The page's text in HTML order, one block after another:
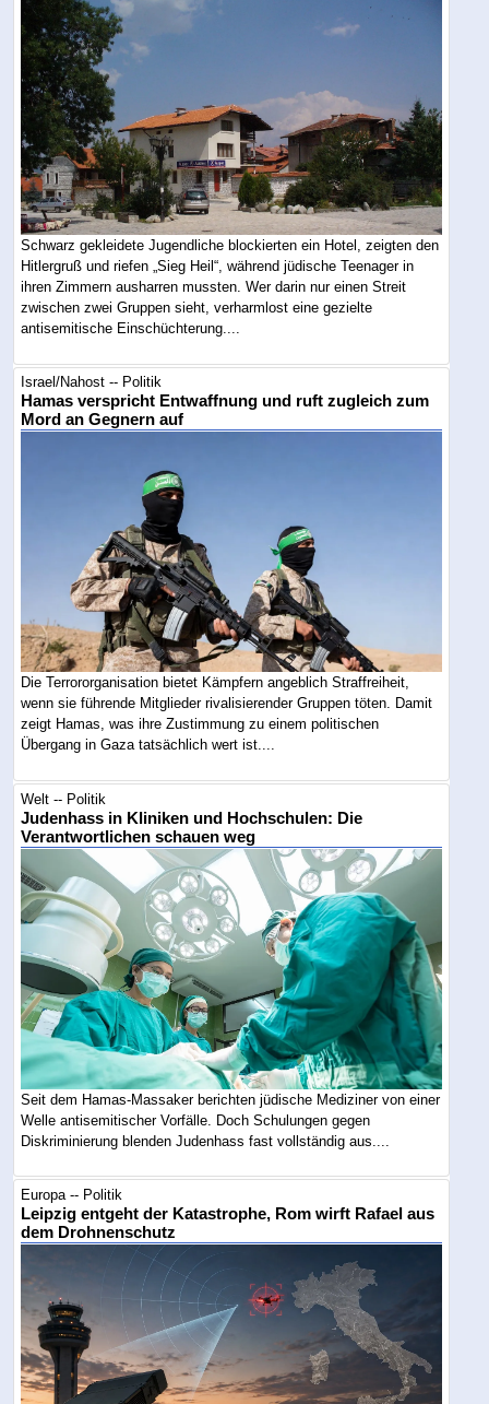
Schwarz gekleidete Jugendliche blockierten ein Hotel, zeigten den
Hitlergruß und riefen „Sieg Heil“, während jüdische Teenager in
ihren Zimmern ausharren mussten. Wer darin nur einen Streit
zwischen zwei Gruppen sieht, verharmlost eine gezielte
antisemitische Einschüchterung....
Israel/Nahost -- Politik
Hamas verspricht Entwaffnung und ruft zugleich zum
Mord an Gegnern auf
Die Terrororganisation bietet Kämpfern angeblich Straffreiheit,
wenn sie führende Mitglieder rivalisierender Gruppen töten. Damit
zeigt Hamas, was ihre Zustimmung zu einem politischen
Übergang in Gaza tatsächlich wert ist....
Welt -- Politik
Judenhass in Kliniken und Hochschulen: Die
Verantwortlichen schauen weg
Seit dem Hamas-Massaker berichten jüdische Mediziner von einer
Welle antisemitischer Vorfälle. Doch Schulungen gegen
Diskriminierung blenden Judenhass fast vollständig aus....
Europa -- Politik
Leipzig entgeht der Katastrophe, Rom wirft Rafael aus
dem Drohnenschutz